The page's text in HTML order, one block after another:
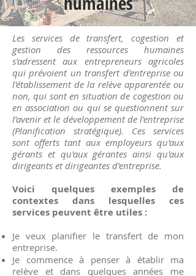
Les services de transfert, cogestion et
gestion des ressources humaines
s’adressent aux entrepreneurs agricoles
qui prévoient un transfert d’entreprise ou
l'établissement de la relève apparentée ou
non, qui sont en situation de cogestion ou
en association ou qui se questionnent sur
l’avenir et le développement de l’entreprise
(Planification stratégique). Ces services
sont offerts tant aux employeurs qu'aux
gérants et qu'aux gérantes ainsi qu'aux
dirigeants et dirigeantes d'entreprise.
Voici quelques exemples de
contextes dans lesquelles ces
services peuvent être utiles :
Je veux planifier le transfert de mon
entreprise.
Je commence à penser à établir ma
relève et dans quelques années me